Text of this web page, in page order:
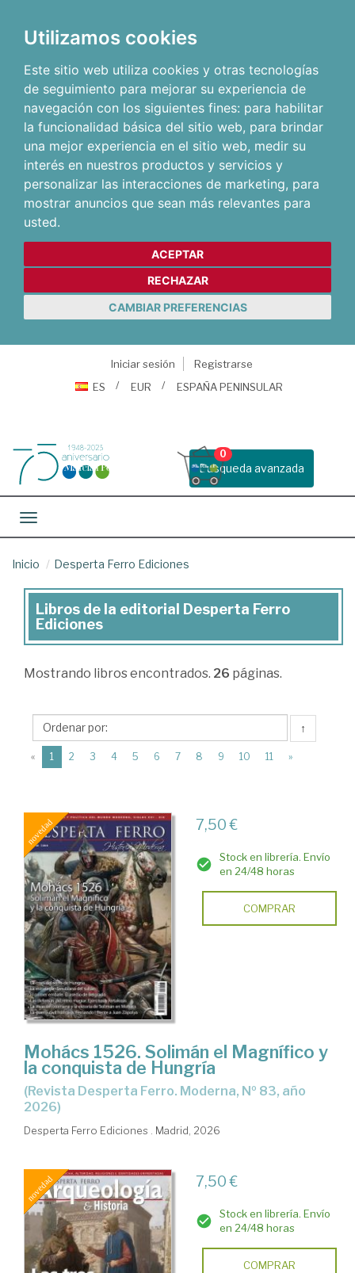
Utilizamos cookies
Este sitio web utiliza cookies y otras tecnologías
de seguimiento para mejorar su experiencia de
navegación con los siguientes fines: para habilitar
la funcionalidad básica del sitio web, para brindar
una mejor experiencia en el sitio web, medir su
interés en nuestros productos y servicios y
personalizar las interacciones de marketing, para
mostrar anuncios que sean más relevantes para
usted.
ACEPTAR
RECHAZAR
CAMBIAR PREFERENCIAS
Iniciar sesión
Registrarse
ES
EUR ESPAÑA PENINSULAR
Busqueda avanzada
0
Toggle navigation
Inicio Desperta Ferro Ediciones
Libros
de
la
Desperta
Ferro
Ediciones
Libros de la editorial Desperta Ferro
Ediciones
Mostrando libros encontrados. 26 páginas.
↑
« 1 (current)
2 3 4 5 6 7 8 9 10 11 »
7,50 €
Stock en librería. Envío
en 24/48 horas
COMPRAR
Mohács 1526. Solimán el Magnífico y
la conquista de Hungría
(Revista Desperta Ferro. Moderna, Nº 83, año
2026)
Desperta Ferro Ediciones . Madrid, 2026
7,50 €
Stock en librería. Envío
en 24/48 horas
COMPRAR